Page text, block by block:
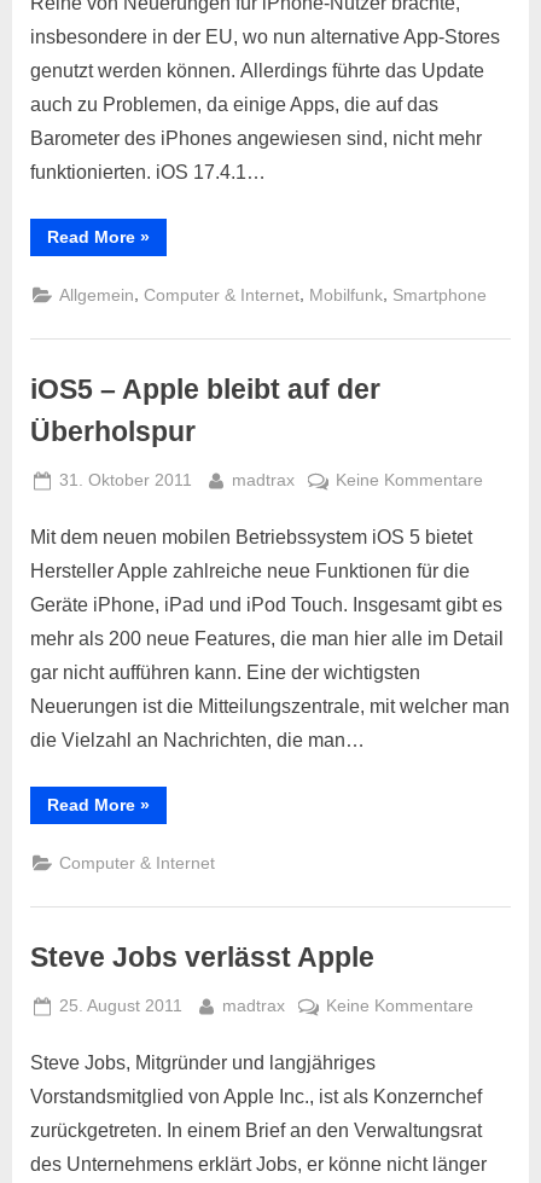
insbesondere in der EU, wo nun alternative App-Stores
genutzt werden können. Allerdings führte das Update
auch zu Problemen, da einige Apps, die auf das
Barometer des iPhones angewiesen sind, nicht mehr
funktionierten. iOS 17.4.1…
Read More“Apple
gibt
frei:
iPhone-
müssen
»
Allgemein,Computer & Internet, Mobilfunk, Smartphone
iOS5 – Apple bleibt auf der
Überholspur
Posted
31. Oktober 2011 By
madtrax Keine Kommentarezu
der
Mit dem neuen mobilen Betriebssystem iOS 5 bietet
Hersteller Apple zahlreiche neue Funktionen für die
Geräte iPhone, iPad und iPod Touch. Insgesamt gibt es
mehr als 200 neue Features, die man hier alle im Detail
gar nicht aufführen kann. Eine der wichtigsten
Neuerungen ist die Mitteilungszentrale, mit welcher man
die Vielzahl an Nachrichten, die man…
Read More“iOS5
–
bleibt
auf
Überholspur”
»
Computer & Internet
Steve Jobs verlässt Apple
Posted
25. August 2011 By
madtrax Keine Kommentarezu
verlässt
Steve Jobs, Mitgründer und langjähriges
Vorstandsmitglied von Apple Inc., ist als Konzernchef
zurückgetreten. In einem Brief an den Verwaltungsrat
des Unternehmens erklärt Jobs, er könne nicht länger